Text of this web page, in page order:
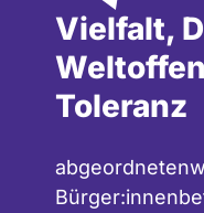
Vielfalt,
Toleranz